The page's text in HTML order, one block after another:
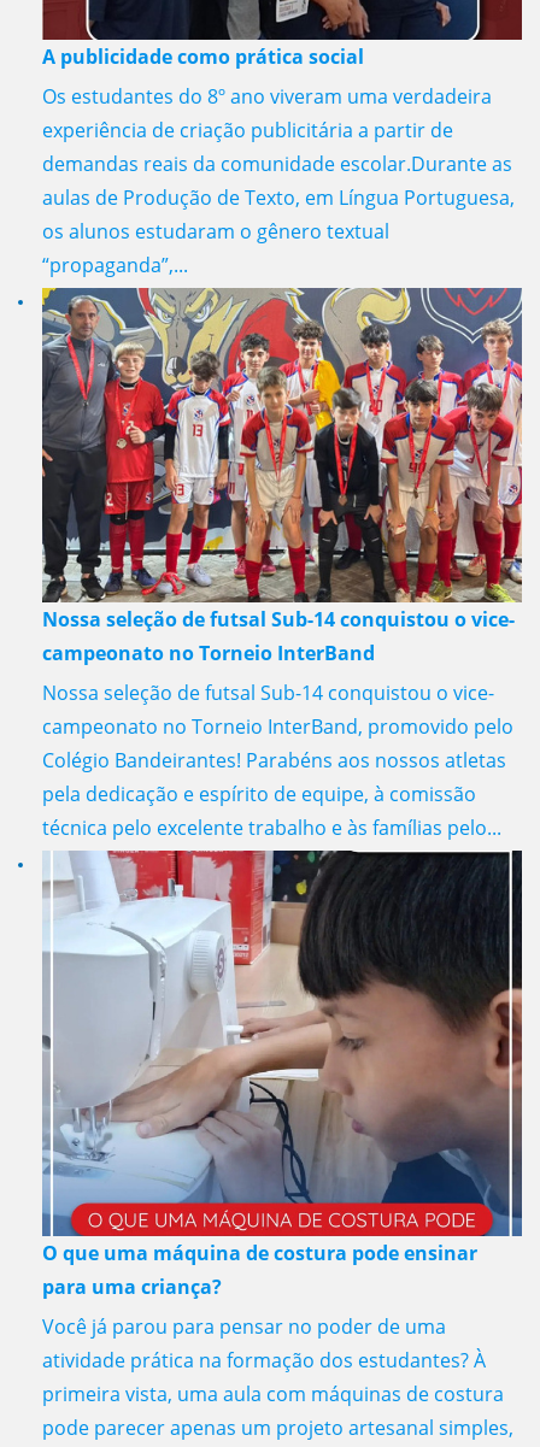
A publicidade como prática social
Os estudantes do 8º ano viveram uma verdadeira
experiência de criação publicitária a partir de
demandas reais da comunidade escolar.Durante as
aulas de Produção de Texto, em Língua Portuguesa,
os alunos estudaram o gênero textual
“propaganda”,...
Nossa seleção de futsal Sub-14 conquistou o vice-
campeonato no Torneio InterBand
Nossa seleção de futsal Sub-14 conquistou o vice-
campeonato no Torneio InterBand, promovido pelo
Colégio Bandeirantes! Parabéns aos nossos atletas
pela dedicação e espírito de equipe, à comissão
técnica pelo excelente trabalho e às famílias pelo...
O que uma máquina de costura pode ensinar
para uma criança?
Você já parou para pensar no poder de uma
atividade prática na formação dos estudantes? À
primeira vista, uma aula com máquinas de costura
pode parecer apenas um projeto artesanal simples,